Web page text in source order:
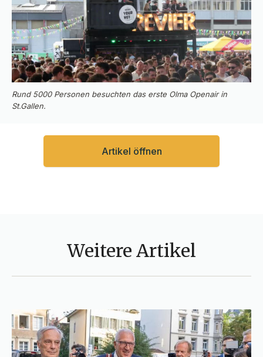
Rund 5000 Personen besuchten das erste Olma Openair in
St.Gallen.
Artikel öffnen
Weitere Artikel